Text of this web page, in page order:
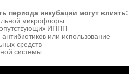
периода инкубации могут влиять:
микрофлоры
ИППП
или использование
средств
системы